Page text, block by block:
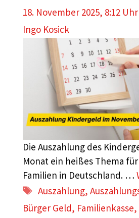
18. November 2025, 8:12 Uhr
Ingo Kosick
Die Auszahlung des
Monat ein heißes Thema
Familien in Deutschland. …
Schlagwörter
Auszahlung,
Bürger Geld, Familienkasse,